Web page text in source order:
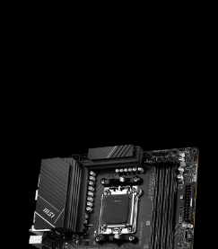
MEHR
WINDOWS 11
CLICK
Hole mehr aus deinem
BIOS ist auf
und ermöglicht das